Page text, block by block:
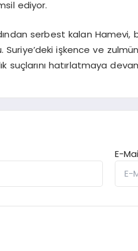
ediyor.
serbest kalan Hamevi,
işkence ve zulmün
suçlarını hatırlatmaya
E-